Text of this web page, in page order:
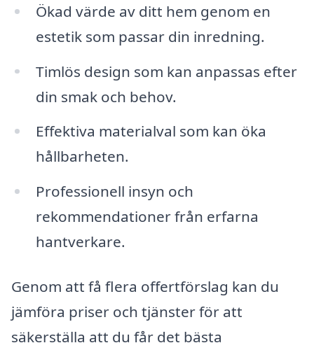
Ökad värde av ditt hem genom en
estetik som passar din inredning.
Timlös design som kan anpassas efter
din smak och behov.
Effektiva materialval som kan öka
hållbarheten.
Professionell insyn och
rekommendationer från erfarna
hantverkare.
Genom att få flera offertförslag kan du
jämföra priser och tjänster för att
säkerställa att du får det bästa